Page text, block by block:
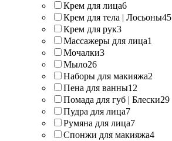
Крем для лица6
Крем для тела | Лосьоны45
Крем для рук3
Массажеры для лица1
Мочалки3
Мыло26
Наборы для макияжа2
Пена для ванны12
Помада для губ | Блески29
Пудра для лица7
Румяна для лица7
Спонжи для макияжа4